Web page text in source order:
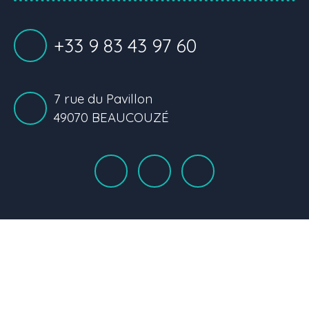
+33 9 83 43 97 60
7 rue du Pavillon
49070 BEAUCOUZÉ